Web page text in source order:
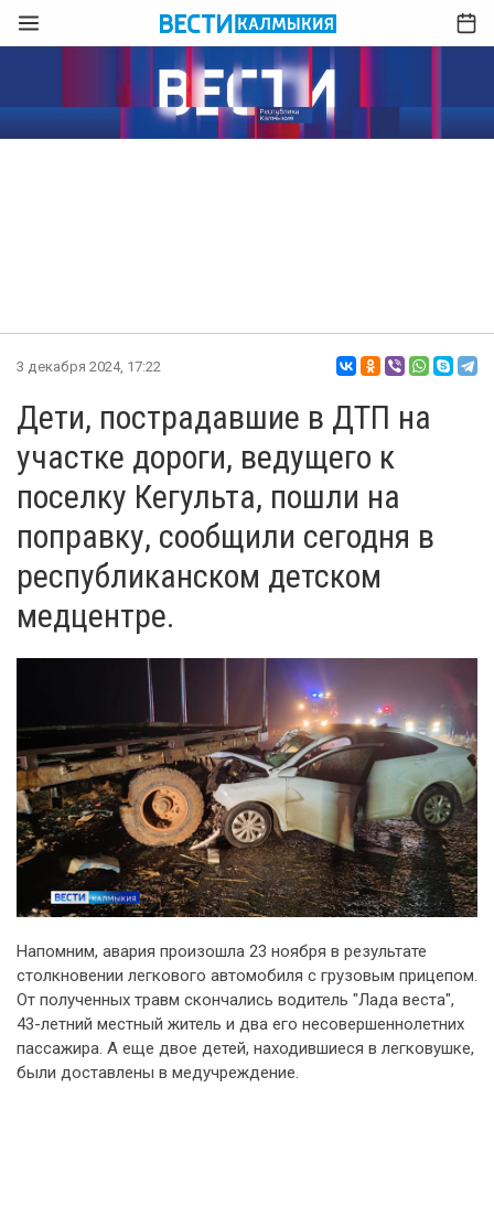
3 декабря 2024, 17:22
Дети, пострадавшие в ДТП на
участке дороги, ведущего к
поселку Кегульта, пошли на
поправку, сообщили сегодня в
республиканском детском
медцентре.
Напомним, авария произошла 23 ноября в результате
столкновении легкового автомобиля с грузовым прицепом.
От полученных травм скончались водитель "Лада веста",
43-летний местный житель и два его несовершеннолетних
пассажира. А еще двое детей, находившиеся в легковушке,
были доставлены в медучреждение.